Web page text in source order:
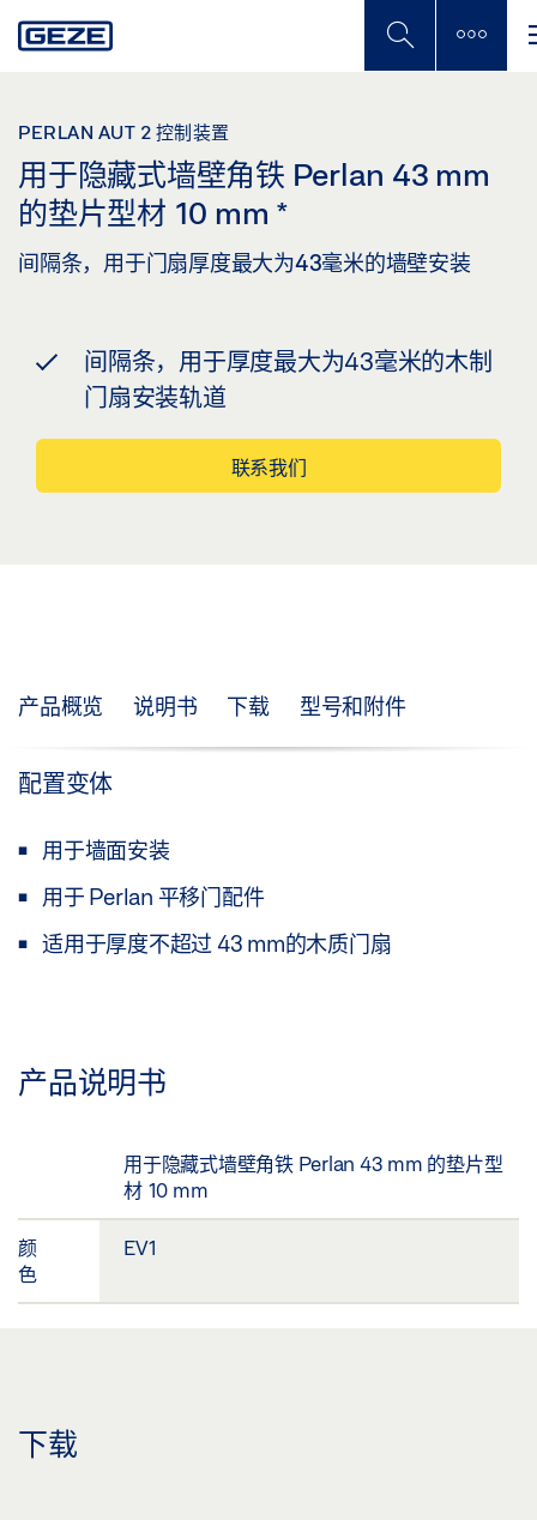
to
PERLAN AUT 2 控制装置
用于隐藏式墙壁角铁 Perlan 43 mm
的垫片型材 10 mm *
间隔条，用于门扇厚度最大为43毫米的墙壁安装
间隔条，用于厚度最大为43毫米的木制
门扇安装轨道
联系我们
产品概览 说明书 下载 型号和附件
配置变体
用于墙面安装
用于 Perlan 平移门配件
适用于厚度不超过 43 mm的木质门扇
产品说明书
用于隐藏式墙壁角铁 Perlan 43 mm 的垫片型
材 10 mm
颜
色
EV1
下载